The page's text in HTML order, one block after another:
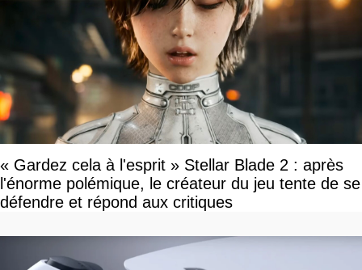
« Gardez cela à l'esprit » Stellar Blade 2 : après
l'énorme polémique, le créateur du jeu tente de se
défendre et répond aux critiques